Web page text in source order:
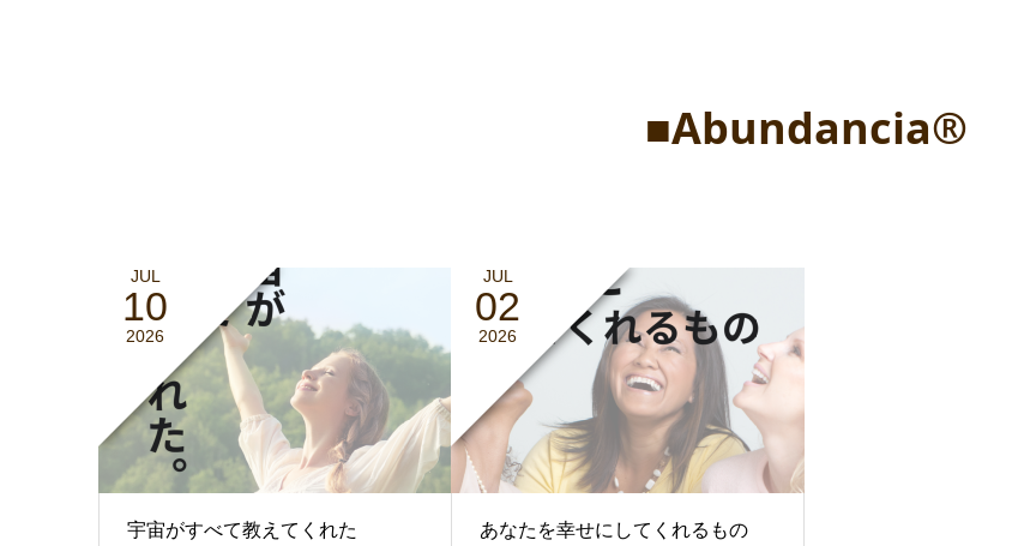
■Abundancia®
JUL
10
2026
宇宙がすべて教えてくれた
JUL
02
2026
あなたを幸せにしてくれるもの